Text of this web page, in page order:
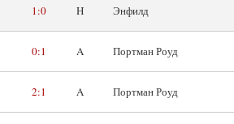
1:0 H Энфилд
0:1 A Портман Роуд
2:1 A Портман Роуд